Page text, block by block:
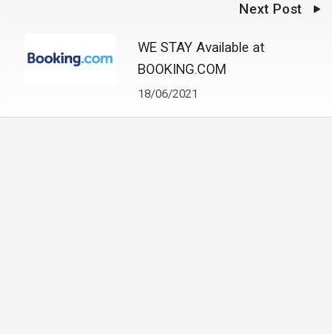
Next Post
WE STAY Available at
BOOKING.COM
18/06/2021